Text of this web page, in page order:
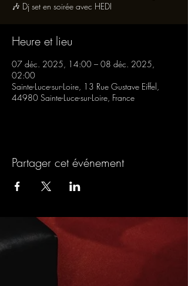
🎶 Dj set en soirée avec HEDI
Heure et lieu
07 déc. 2025, 14:00 – 08 déc. 2025,
02:00
Sainte-Luce-sur-Loire, 13 Rue Gustave Eiffel,
44980 Sainte-Luce-sur-Loire, France
Partager cet événement